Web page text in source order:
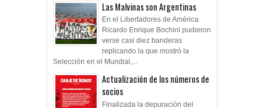
Las Malvinas son Argentinas
En el Libertadores de América
Ricardo Enrique Bochini pudieron
verse casi diez banderas
replicando la que mostró la
Selección en el Mundial,...
Actualización de los números de
socios
Finalizada la depuración del